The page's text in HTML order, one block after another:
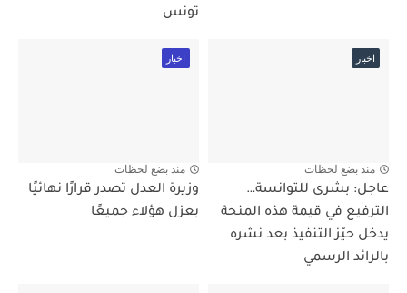
تونس
اخبار
منذ بضع لحظات
عاجل: بشرى للتوانسة…
الترفيع في قيمة هذه المنحة
يدخل حيّز التنفيذ بعد نشره
بالرائد الرسمي
اخبار
منذ بضع لحظات
وزيرة العدل تصدر قرارًا نهائيًا
بعزل هؤلاء جميعًا